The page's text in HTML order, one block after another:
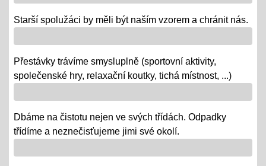
- školní rozhlasové vysílání
Výlety tříd, exkurze
12.06.2018
- od 18. 6. se "chystají" třídy za novými poznatky a
"Maturity" - IX.
06.06.2018
- 6. a 7. 6. = volná témata v prezentacích a "ústní" /
Starší spolužáci by měli být naším vzorem a chránit nás.
Přestávky trávíme smysluplně (sportovní aktivity,
společenské hry, relaxační koutky, tichá místnost, ...)
Dbáme na čistotu nejen ve svých třídách. Odpadky
třídíme a neznečisťujeme jimi své okolí.